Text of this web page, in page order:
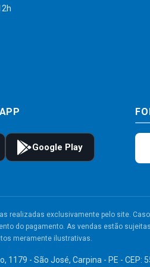
realizadas exclusivamente pelo site.
do pagamento. As vendas estão
meramente ilustrativas.
1179 - São José, Carpina - PE -